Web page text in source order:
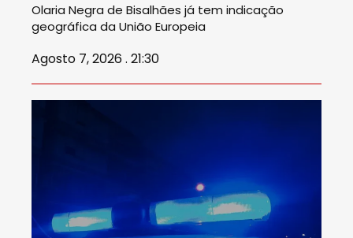
Olaria Negra de Bisalhães já tem indicação
geográfica da União Europeia
Agosto 7, 2026 . 21:30